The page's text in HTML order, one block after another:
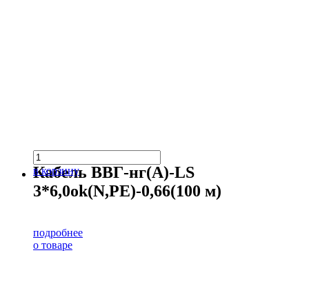
в корзину
Кабель ВВГ-нг(А)-LS
3*6,0ok(N,PE)-0,66(100 м)
подробнее
о товаре